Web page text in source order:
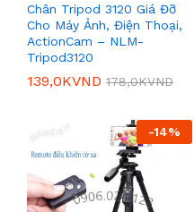
Chân Tripod 3120 Giá Đỡ
Cho Máy Ảnh, Điện Thoại,
ActionCam – NLM-
Tripod3120
139,0KVND 178,0KVND
-14%